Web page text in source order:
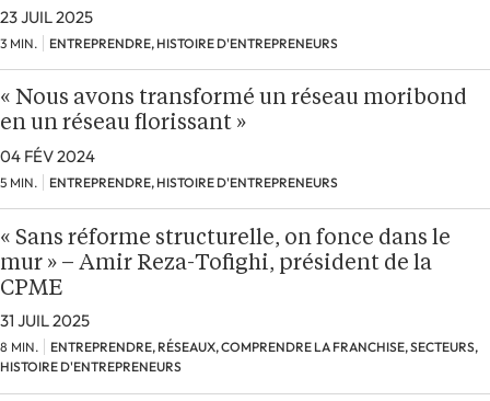
23 JUIL 2025
3 MIN. ENTREPRENDRE, HISTOIRE D'ENTREPRENEURS
« Nous avons transformé un réseau moribond
en un réseau florissant »
04 FÉV 2024
5 MIN. ENTREPRENDRE, HISTOIRE D'ENTREPRENEURS
« Sans réforme structurelle, on fonce dans le
mur » – Amir Reza-Tofighi, président de la
CPME
31 JUIL 2025
8 MIN.
ENTREPRENDRE, RÉSEAUX, COMPRENDRE LA FRANCHISE, SECTEURS,
HISTOIRE D'ENTREPRENEURS